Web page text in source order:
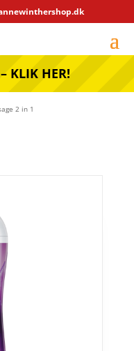
KLIK HER!
2 in 1